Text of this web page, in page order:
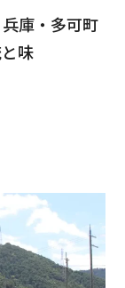
庫・多可町
味